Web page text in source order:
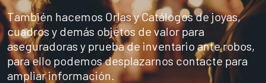
También hacemos Orlas y Catálogos de joyas,
cuadros y demás objetos de valor para
aseguradoras y prueba de inventario ante robos,
para ello podemos desplazarnos contacte para
ampliar información.